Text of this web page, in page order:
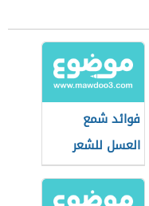
فوائد شمع
العسل للشعر